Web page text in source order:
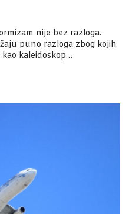
nije bez razloga.
puno razloga zbog kojih
kaleidoskop…